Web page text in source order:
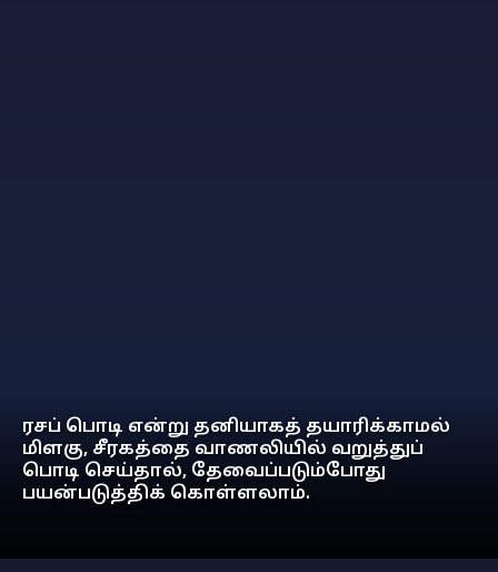
ரசப் பொடி என்று தனியாகத் தயாரிக்காமல்
மிளகு, சீரகத்தை வாணலியில் வறுத்துப்
பொடி செய்தால், தேவைப்படும்போது
பயன்படுத்திக் கொள்ளலாம்.